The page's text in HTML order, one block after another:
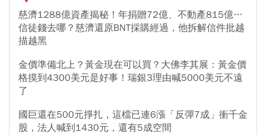
慈濟1288億資產揭秘！年捐贈72億、不動產815億…
信徒錢去哪？慈濟還原BNT採購經過，他拆解信件批越
描越黑
金價準備北上？黃金現在可以買？大佛李其展：黃金價
格摸到4300美元是好事！瑞銀3理由喊5000美元不遠
了
國巨還在500元掙扎，這檔已連6漲「反彈7成」衝千金
股，法人喊到1430元，還有5成空間